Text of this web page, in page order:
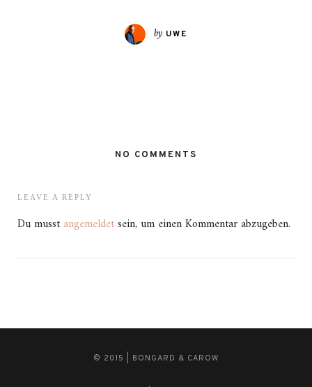
by UWE
NO COMMENTS
LEAVE A REPLY
Du musst angemeldetsein, um einen Kommentar abzugeben.
© 2015 | BONGARD & CAROW